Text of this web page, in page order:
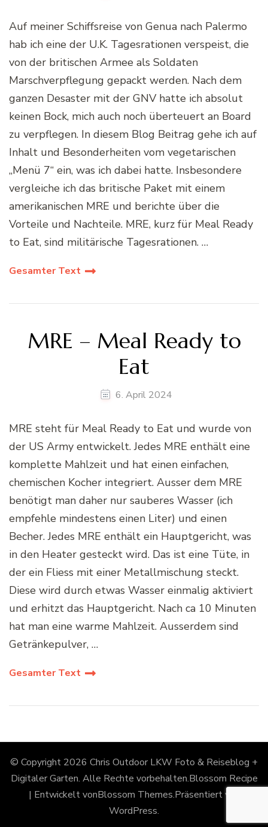
Auf meiner Schiffsreise von Genua nach Palermo
hab ich eine der U.K. Tagesrationen verspeist, die
von der britischen Armee als Soldaten
Marschverpflegung gepackt werden. Nach dem
ganzen Desaster mit der GNV hatte ich absolut
keinen Bock, mich auch noch überteuert an Board
zu verpflegen. In diesem Blog Beitrag gehe ich auf
Inhalt und Besonderheiten vom vegetarischen
„Menü 7“ ein, was ich dabei hatte. Insbesondere
vergleiche ich das britische Paket mit einem
amerikanischen MRE und berichte über die
Vorteile und Nachteile. MRE, kurz für Meal Ready
to Eat, sind militärische Tagesrationen. …
Gesamter Text
MRE – Meal Ready to
Eat
6. April 2024
MRE steht für Meal Ready to Eat und wurde von
der US Army entwickelt. Jedes MRE enthält eine
komplette Mahlzeit und hat einen einfachen,
chemischen Kocher integriert. Ausser dem MRE
benötigt man daher nur sauberes Wasser (ich
empfehle mindestens einen Liter) und einen
Becher. Jedes MRE enthält ein Hauptgericht, was
in den Heater gesteckt wird. Das ist eine Tüte, in
der ein Fliess mit einer Metallmischung steckt.
Diese wird durch etwas Wasser einmalig aktiviert
und erhitzt das Hauptgericht. Nach ca 10 Minuten
hat man eine warme Mahlzeit. Ausserdem sind
Getränkepulver, …
Gesamter Text
© Copyright 2026 Chris Outdoor LKW Foto & Reiseblog +
Digitaler Garten. Alle Rechte vorbehalten.Blossom Recipe
| Entwickelt vonBlossom Themes.Präsentiert von
WordPress.